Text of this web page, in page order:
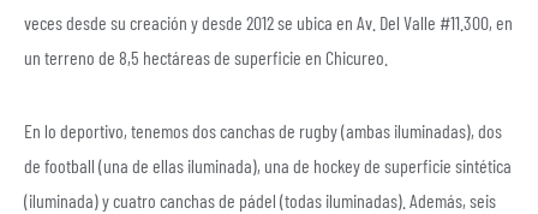
veces desde su creación y desde 2012 se ubica en Av. Del Valle #11.300, en
un terreno de 8,5 hectáreas de superficie en Chicureo.
En lo deportivo, tenemos dos canchas de rugby (ambas iluminadas), dos
de football (una de ellas iluminada), una de hockey de superficie sintética
(iluminada) y cuatro canchas de pádel (todas iluminadas). Además, seis